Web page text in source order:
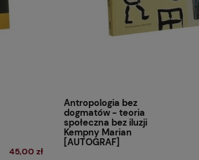
45,00 zł
Antropologia bez
dogmatów - teoria
społeczna bez iluzji
Kempny Marian
[AUTOGRAF]